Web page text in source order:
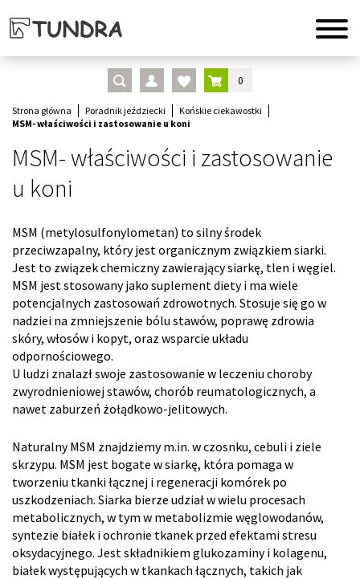
0
Strona główna Poradnik jeździecki
Końskie ciekawostki
MSM- właściwości i zastosowanie u koni
MSM- właściwości i zastosowanie
u koni
MSM (metylosulfonylometan) to silny środek
przeciwzapalny, który jest organicznym związkiem siarki.
Jest to związek chemiczny zawierający siarkę, tlen i węgiel.
MSM jest stosowany jako suplement diety i ma wiele
potencjalnych zastosowań zdrowotnych. Stosuje się go w
nadziei na zmniejszenie bólu stawów, poprawę zdrowia
skóry, włosów i kopyt, oraz wsparcie układu
odpornościowego.
U ludzi znalazł swoje zastosowanie w leczeniu choroby
zwyrodnieniowej stawów, chorób reumatologicznych, a
nawet zaburzeń żołądkowo-jelitowych.
Naturalny MSM znajdziemy m.in. w czosnku, cebuli i ziele
skrzypu. MSM jest bogate w siarkę, która pomaga w
tworzeniu tkanki łącznej i regeneracji komórek po
uszkodzeniach. Siarka bierze udział w wielu procesach
metabolicznych, w tym w metabolizmie węglowodanów,
syntezie białek i ochronie tkanek przed efektami stresu
oksydacyjnego. Jest składnikiem glukozaminy i kolagenu,
białek występujących w tkankach łącznych, takich jak